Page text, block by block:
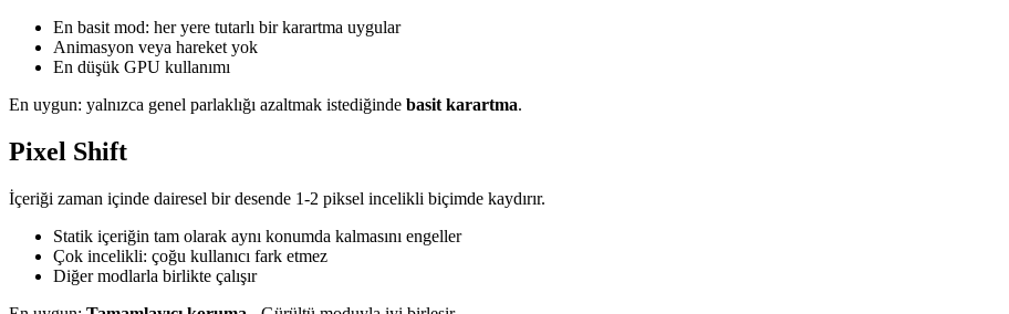
En basit mod: her yere tutarlı bir karartma uygular
Animasyon veya hareket yok
En düşük GPU kullanımı
En uygun: yalnızca genel parlaklığı azaltmak istediğinde basit karartma.
Pixel Shift
İçeriği zaman içinde dairesel bir desende 1-2 piksel incelikli biçimde kaydırır.
Statik içeriğin tam olarak aynı konumda kalmasını engeller
Çok incelikli: çoğu kullanıcı fark etmez
Diğer modlarla birlikte çalışır